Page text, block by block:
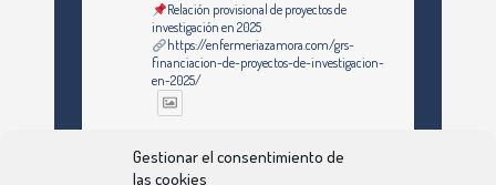
Gestionar el consentimiento de
las cookies
Relación provisional de proyectos de
investigación en 2025
https://enfermeriazamora.com/grs-
financiacion-de-proyectos-de-investigacion-
en-2025/